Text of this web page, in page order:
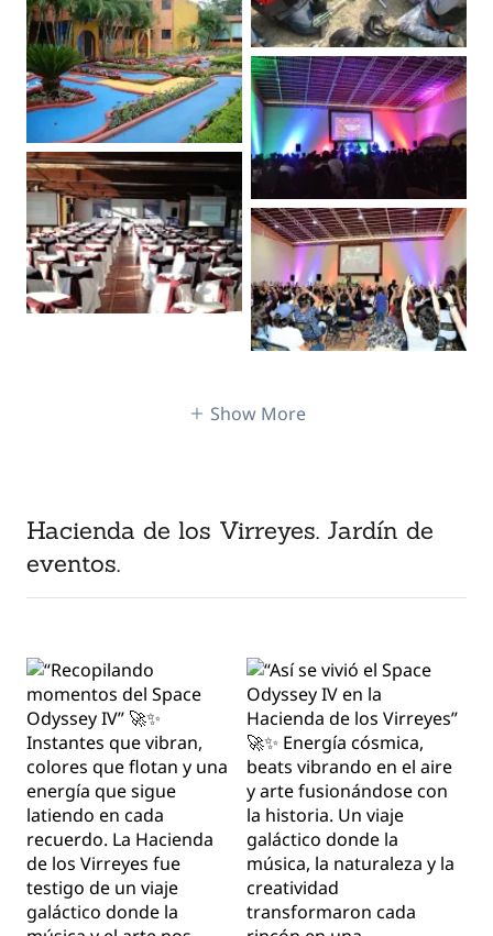
Show More
Hacienda de los Virreyes. Jardín de
eventos.